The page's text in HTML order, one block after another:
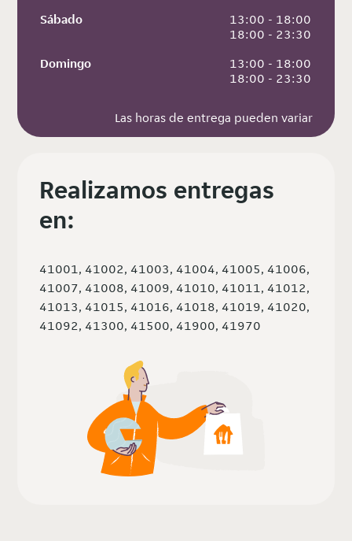
Sábado
13:00 - 18:00
18:00 - 23:30
Domingo
13:00 - 18:00
18:00 - 23:30
Las horas de entrega pueden variar
Realizamos entregas
en:
41001, 41002, 41003, 41004, 41005, 41006,
41007, 41008, 41009, 41010, 41011, 41012,
41013, 41015, 41016, 41018, 41019, 41020,
41092, 41300, 41500, 41900, 41970